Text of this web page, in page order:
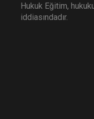
Hukuk Eğitim,
iddiasındadır.